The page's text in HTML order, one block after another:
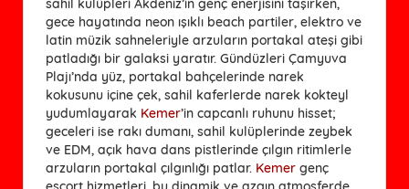
sahil kulüpleri Akdeniz’in genç enerjisini taşırken,
gece hayatında neon ışıklı beach partiler, elektro ve
latin müzik sahneleriyle arzuların portakal ateşi gibi
patladığı bir galaksi yaratır. Gündüzleri Çamyuva
Plajı’nda yüz, portakal bahçelerinde narek
kokusunu içine çek, sahil kaferlerde narek kokteyl
yudumlayarak Kemer’in capcanlı ruhunu hisset;
geceleri ise rakı dumanı, sahil kulüplerinde zeybek
ve EDM, açık hava dans pistlerinde çılgın ritimlerle
arzuların portakal çılgınlığı patlar. Kemer genç